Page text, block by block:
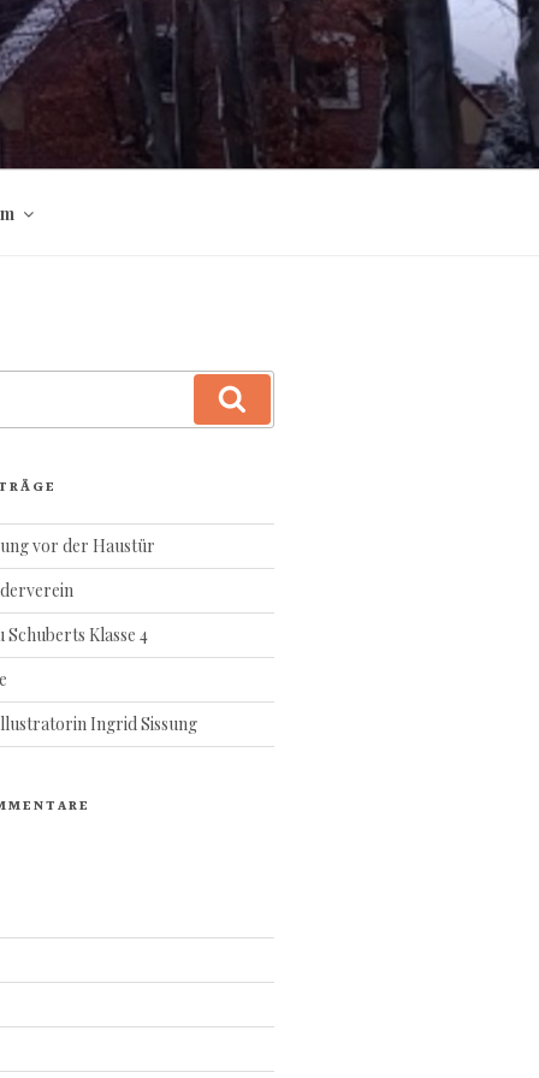
vor der Haustür
Klasse 4
Ingrid Sissung